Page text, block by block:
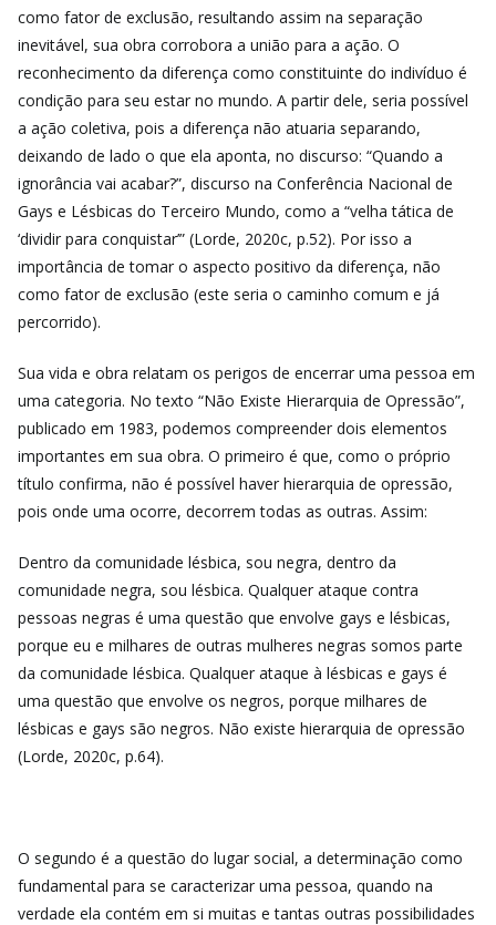
como fator de exclusão, resultando assim na separação
inevitável, sua obra corrobora a união para a ação. O
reconhecimento da diferença como constituinte do indivíduo é
condição para seu estar no mundo. A partir dele, seria possível
a ação coletiva, pois a diferença não atuaria separando,
deixando de lado o que ela aponta, no discurso: “Quando a
ignorância vai acabar?”, discurso na Conferência Nacional de
Gays e Lésbicas do Terceiro Mundo, como a “velha tática de
‘dividir para conquistar’” (Lorde, 2020c, p.52). Por isso a
importância de tomar o aspecto positivo da diferença, não
como fator de exclusão (este seria o caminho comum e já
percorrido).
Sua vida e obra relatam os perigos de encerrar uma pessoa em
uma categoria. No texto “Não Existe Hierarquia de Opressão”,
publicado em 1983, podemos compreender dois elementos
importantes em sua obra. O primeiro é que, como o próprio
título confirma, não é possível haver hierarquia de opressão,
pois onde uma ocorre, decorrem todas as outras. Assim:
Dentro da comunidade lésbica, sou negra, dentro da
comunidade negra, sou lésbica. Qualquer ataque contra
pessoas negras é uma questão que envolve gays e lésbicas,
porque eu e milhares de outras mulheres negras somos parte
da comunidade lésbica. Qualquer ataque à lésbicas e gays é
uma questão que envolve os negros, porque milhares de
lésbicas e gays são negros. Não existe hierarquia de opressão
(Lorde, 2020c, p.64).
O segundo é a questão do lugar social, a determinação como
fundamental para se caracterizar uma pessoa, quando na
verdade ela contém em si muitas e tantas outras possibilidades